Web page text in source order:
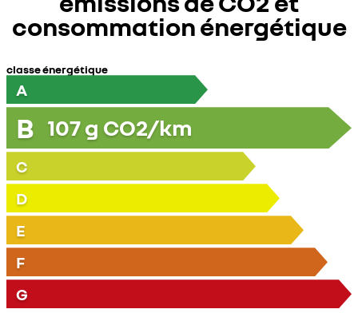
consommation énergétique
classe énergétique
A
B 107g CO2/km
C
D
E
F
G